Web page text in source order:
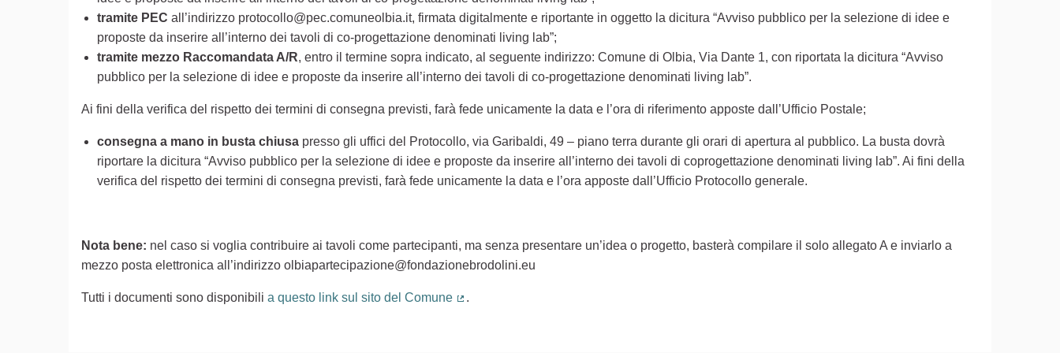
tramite PEC all’indirizzo protocollo@pec.comuneolbia.it, firmata digitalmente e riportante in oggetto la dicitura “Avviso pubblico per la selezione di idee e
proposte da inserire all’interno dei tavoli di co-progettazione denominati living lab”;
tramite mezzo Raccomandata A/R, entro il termine sopra indicato, al seguente indirizzo: Comune di Olbia, Via Dante 1, con riportata la dicitura “Avviso
pubblico per la selezione di idee e proposte da inserire all’interno dei tavoli di co-progettazione denominati living lab”.
Ai fini della verifica del rispetto dei termini di consegna previsti, farà fede unicamente la data e l’ora di riferimento apposte dall’Ufficio Postale;
consegna a mano in busta chiusa presso gli uffici del Protocollo, via Garibaldi, 49 – piano terra durante gli orari di apertura al pubblico. La busta dovrà
riportare la dicitura “Avviso pubblico per la selezione di idee e proposte da inserire all’interno dei tavoli di coprogettazione denominati living lab”. Ai fini della
verifica del rispetto dei termini di consegna previsti, farà fede unicamente la data e l’ora apposte dall’Ufficio Protocollo generale.
Nota bene: nel caso si voglia contribuire ai tavoli come partecipanti, ma senza presentare un’idea o progetto, basterà compilare il solo allegato A e inviarlo a
mezzo posta elettronica all’indirizzo olbiapartecipazione@fondazionebrodolini.eu
Tutti i documenti sono disponibili a questo link sul sito del Comune
.